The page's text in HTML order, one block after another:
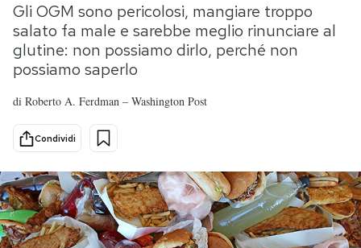
Politica
Internet
Economia
Consumismi
Storie/Idee
PODCAST
Gli OGM sono pericolosi, mangiare troppo
salato fa male e sarebbe meglio rinunciare al
glutine: non possiamo dirlo, perché non
possiamo saperlo
di Roberto A. Ferdman – Washington Post
Condividi